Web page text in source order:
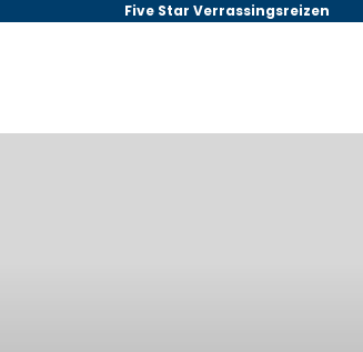
Five Star Verrassingsreizen